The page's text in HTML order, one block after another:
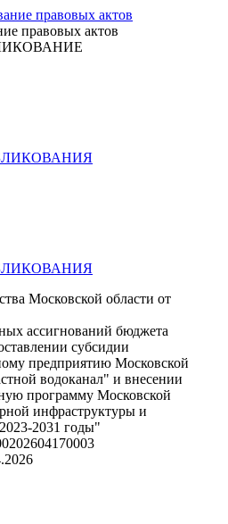
правовых актов
Московской области от
ассигнований бюджета
субсидии
предприятию Московской
водоканал" и внесении
программу Московской
инфраструктуры и
2031 годы"